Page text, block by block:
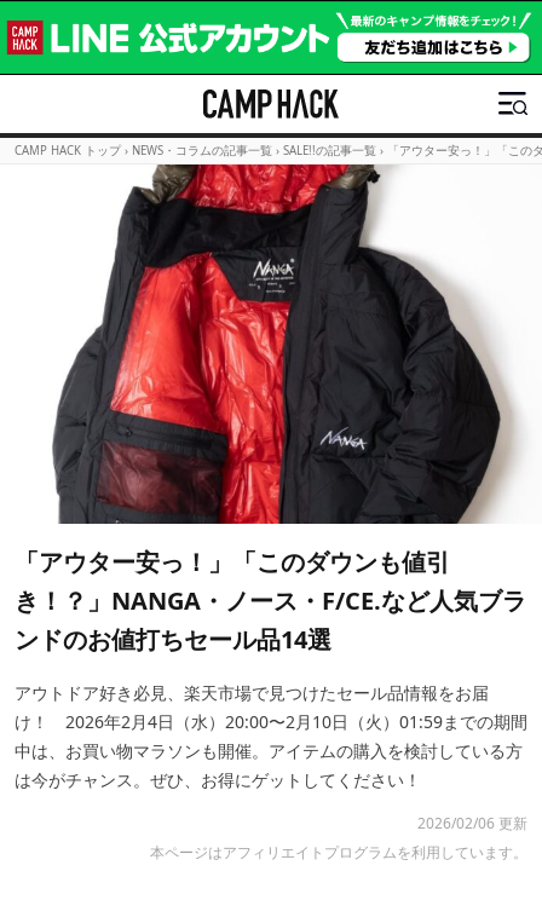
CAMP HACK トップ › NEWS・コラムの記事一覧 › SALE!!の記事一覧 › 「アウター安っ！」「この
「アウター安っ！」「このダウンも値引
き！？」NANGA・ノース・F/CE.など人気ブラ
ンドのお値打ちセール品14選
アウトドア好き必見、楽天市場で見つけたセール品情報をお届
け！ 2026年2月4日（水）20:00〜2月10日（火）01:59までの期間
中は、お買い物マラソンも開催。アイテムの購入を検討している方
は今がチャンス。ぜひ、お得にゲットしてください！
2026/02/06 更新
本ページはアフィリエイトプログラムを利用しています。